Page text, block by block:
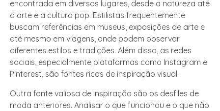
encontrada em diversos lugares, desde a natureza até
a arte e a cultura pop. Estilistas frequentemente
buscam referências em museus, exposições de arte e
até mesmo em viagens, onde podem observar
diferentes estilos e tradições. Além disso, as redes
sociais, especialmente plataformas como Instagram e
Pinterest, são fontes ricas de inspiração visual.
Outra fonte valiosa de inspiração são os desfiles de
moda anteriores. Analisar o que funcionou e o que não